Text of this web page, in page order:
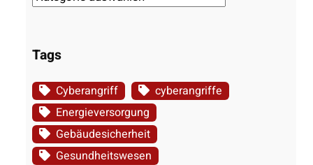
Tags
Cyberangriff
cyberangriffe
Energieversorgung
Gebäudesicherheit
Gesundheitswesen